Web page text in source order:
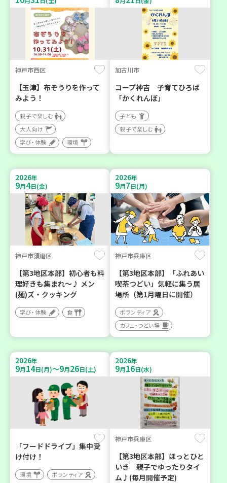
神戸市西区
【玉津】布ぞうりを作って
みよう！
親子で楽しむ
大人向け
学び・体験
環境
加古川市
コープ神吉 子育てひろば
「かくれんぼ」
子ども
親子で楽しむ
2026年
9月4日(金)
神戸市須磨区
【第3地区本部】初心者も料
理好きも集まれ～♪ メン
(麺)ズ・クッキング
学び・体験 食
2026年
9月7日(月)
神戸市兵庫区
【第3地区本部】「ふれあい
喫茶つどい」気軽に集う居
場所（第1月曜日に開催）
ボランティア
カフェ・つどい場
2026年
9月14日(月)～9月26日(土)
「フードドライブ」集中受
け付け！
環境 ボランティア
2026年
9月16日(水)
神戸市兵庫区
【第3地区本部】ほっとひと
いき 親子でゆったりタイ
ム♪(毎月開催予定)